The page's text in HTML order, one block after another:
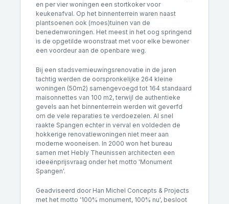
en per vier woningen een stortkoker voor
keukenafval. Op het binnenterrein waren naast
plantsoenen ook (moes)tuinen van de
benedenwoningen. Het meest in het oog springend
is de opgetilde woonstraat met voor elke bewoner
een voordeur aan de openbare weg.
Bij een stadsvernieuwingsrenovatie in de jaren
tachtig werden de oorspronkelijke 264 kleine
woningen (50m2) samengevoegd tot 164 standaard
maisonnettes van 100 m2, terwijl de authentieke
gevels aan het binnenterrein werden wit geverfd
om de vele reparaties te verdoezelen. Al snel
raakte Spangen echter in verval en voldeden de
hokkerige renovatiewoningen niet meer aan
moderne wooneisen. In 2000 won het bureau
samen met Hebly Theunissen architecten een
ideeënprijsvraag onder het motto 'Monument
Spangen'.
Geadviseerd door Han Michel Concepts & Projects
met het motto '100% monument, 100% nu', besloot